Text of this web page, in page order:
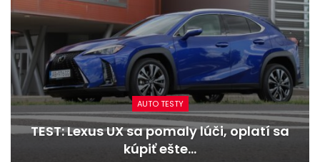
AUTO TESTY
TEST: Dacia Duster hybrid-G 150 4×4 –
Trojitý útok